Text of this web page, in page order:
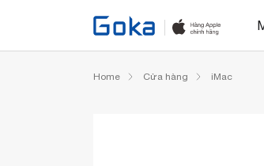
Home Cửa hàng iMac